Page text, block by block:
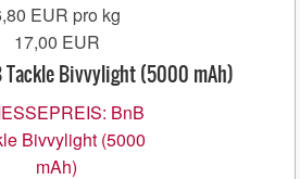
EUR pro kg
17,00 EUR
Tackle Bivvylight (5000 mAh)